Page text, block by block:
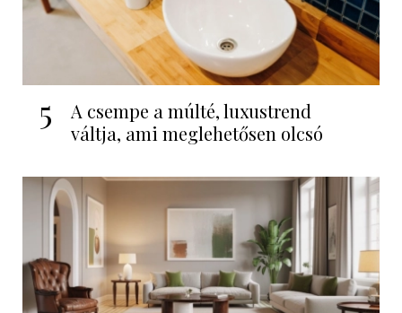
5
A csempe a múlté, luxustrend
váltja, ami meglehetősen olcsó